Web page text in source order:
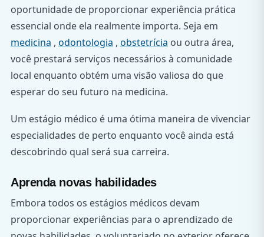
oportunidade de proporcionar experiência prática
essencial onde ela realmente importa. Seja em
medicina , odontologia , obstetrícia ou outra área,
você prestará serviços necessários à comunidade
local enquanto obtém uma visão valiosa do que
esperar do seu futuro na medicina.
Um estágio médico é uma ótima maneira de vivenciar
especialidades de perto enquanto você ainda está
descobrindo qual será sua carreira.
Aprenda novas habilidades
Embora todos os estágios médicos devam
proporcionar experiências para o aprendizado de